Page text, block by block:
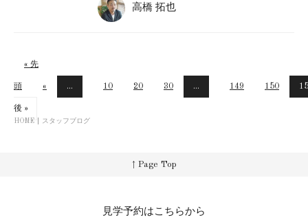
高橋 拓也
« 先
頭 « ... 10 20 30 ... 149 150
後 »
HOME スタッフブログ
↑ Page Top
見学予約はこちらから